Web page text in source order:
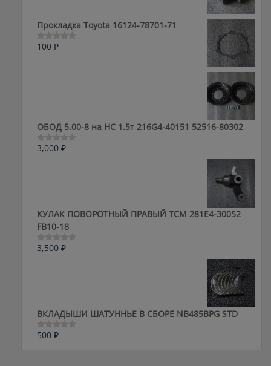
5
Прокладка Toyota 16124-78701-71
Оценка
100 ₽
ОБОД 5.00-8 на HC 1.5т 216G4-40151 52516-80302
Оценка
3,000 ₽
КУЛАК ПОВОРОТНЫЙ ПРАВЫЙ ТСМ 281E4-30052
FB10-18
Оценка
3,500 ₽
ВКЛАДЫШИ ШАТУННЬЕ В СБОРЕ NB485BPG STD
Оценка
500 ₽